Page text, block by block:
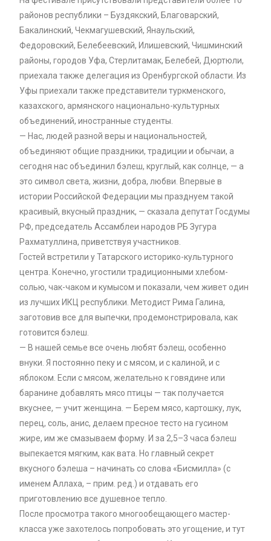
районов республики – Буздякский, Благоварский,
Бакалинский, Чекмагушевский, Янаульский,
Федоровский, Белебеевский, Илишевский, Чишминский
районы, городов Уфа, Стерлитамак, Белебей, Дюртюли,
приехала также делегация из Оренбургской области. Из
Уфы приехали также представители туркменского,
казахского, армянского национально-культурных
объединений, иностранные студенты.
— Нас, людей разной веры и национальностей,
объединяют общие праздники, традиции и обычаи, а
сегодня нас объединил бэлеш, круглый, как солнце, — а
это символ света, жизни, добра, любви. Впервые в
истории Российской Федерации мы празднуем такой
красивый, вкусный праздник, — сказала депутат Госдумы
РФ, председатель Ассамблеи народов РБ Зугура
Рахматуллина, приветствуя участников.
Гостей встретили у Татарского историко-культурного
центра. Конечно, угостили традиционными хлебом-
солью, чак-чаком и кумысом и показали, чем живет один
из лучших ИКЦ республики. Методист Рима Галина,
заготовив все для выпечки, продемонстрировала, как
готовится бэлеш.
— В нашей семье все очень любят бэлеш, особенно
внуки. Я постоянно пеку и с мясом, и с калиной, и с
яблоком. Если с мясом, желательно к говядине или
баранине добавлять мясо птицы — так получается
вкуснее, — учит женщина. — Берем мясо, картошку, лук,
перец, соль, анис, делаем пресное тесто на гусином
жире, им же смазываем форму. И за 2,5–3 часа бэлеш
выпекается мягким, как вата. Но главный секрет
вкусного бэлеша – начинать со слова «Бисмилла» (с
именем Аллаха, – прим. ред.) и отдавать его
приготовлению все душевное тепло.
После просмотра такого многообещающего мастер-
класса уже захотелось попробовать это угощение, и тут